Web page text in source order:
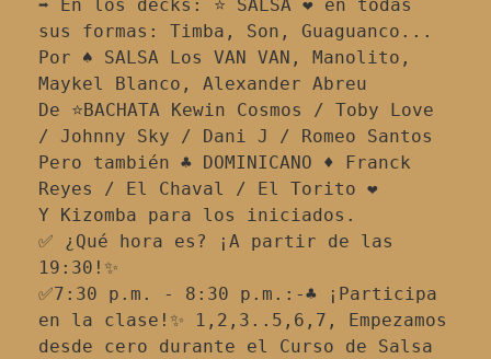
➡️ En los decks: ⭐ SALSA ❤️‍ en todas
sus formas: Timba, Son, Guaguanco...
Por ♠️ SALSA Los VAN VAN, Manolito,
Maykel Blanco, Alexander Abreu
De ⭐BACHATA Kewin Cosmos / Toby Love
/ Johnny Sky / Dani J / Romeo Santos
Pero también ♣️ DOMINICANO ♦️ Franck
Reyes / El Chaval / El Torito ❤️
Y Kizomba para los iniciados.
✅ ¿Qué hora es? ¡A partir de las
19:30!✨
✅7:30 p.m. - 8:30 p.m.:-♣️ ¡Participa
en la clase!✨ 1,2,3..5,6,7, Empezamos
desde cero durante el Curso de Salsa